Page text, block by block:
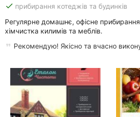
Харків
Запоріжжя
Львів
Кривий
Ріг
done прибирання котеджів та будинків
Регулярне домашнє, офісне
хімчистка килимів та меблів.
Рекомендую! Якісно та вчасно